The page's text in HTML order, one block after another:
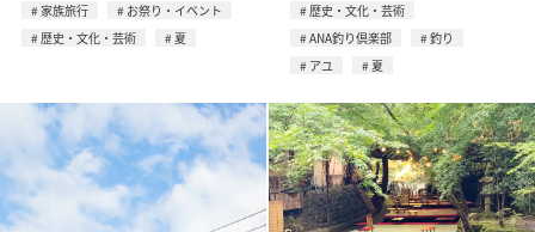
家族旅行
お祭り・イベント
歴史・文化・芸術
夏
歴史・文化・芸術
ANA釣り倶楽部
釣り
アユ
夏